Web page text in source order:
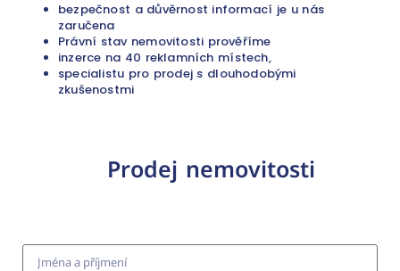
bezpečnost a důvěrnost informací je u nás
zaručena
Právní stav nemovitosti prověříme
inzerce na 40 reklamních místech,
specialistu pro prodej s dlouhodobými
zkušenostmi
Prodej nemovitosti